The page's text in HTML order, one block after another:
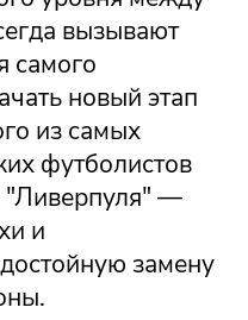
вызывают
самого
новый этап
из самых
футболистов
"Ливерпуля" —
и
замену